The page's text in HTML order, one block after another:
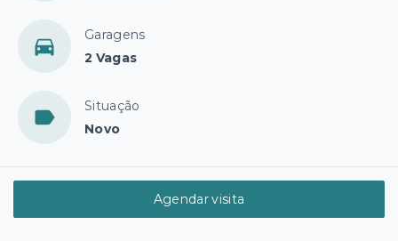
Garagens
2 Vagas
Situação
Novo
Agendar visita